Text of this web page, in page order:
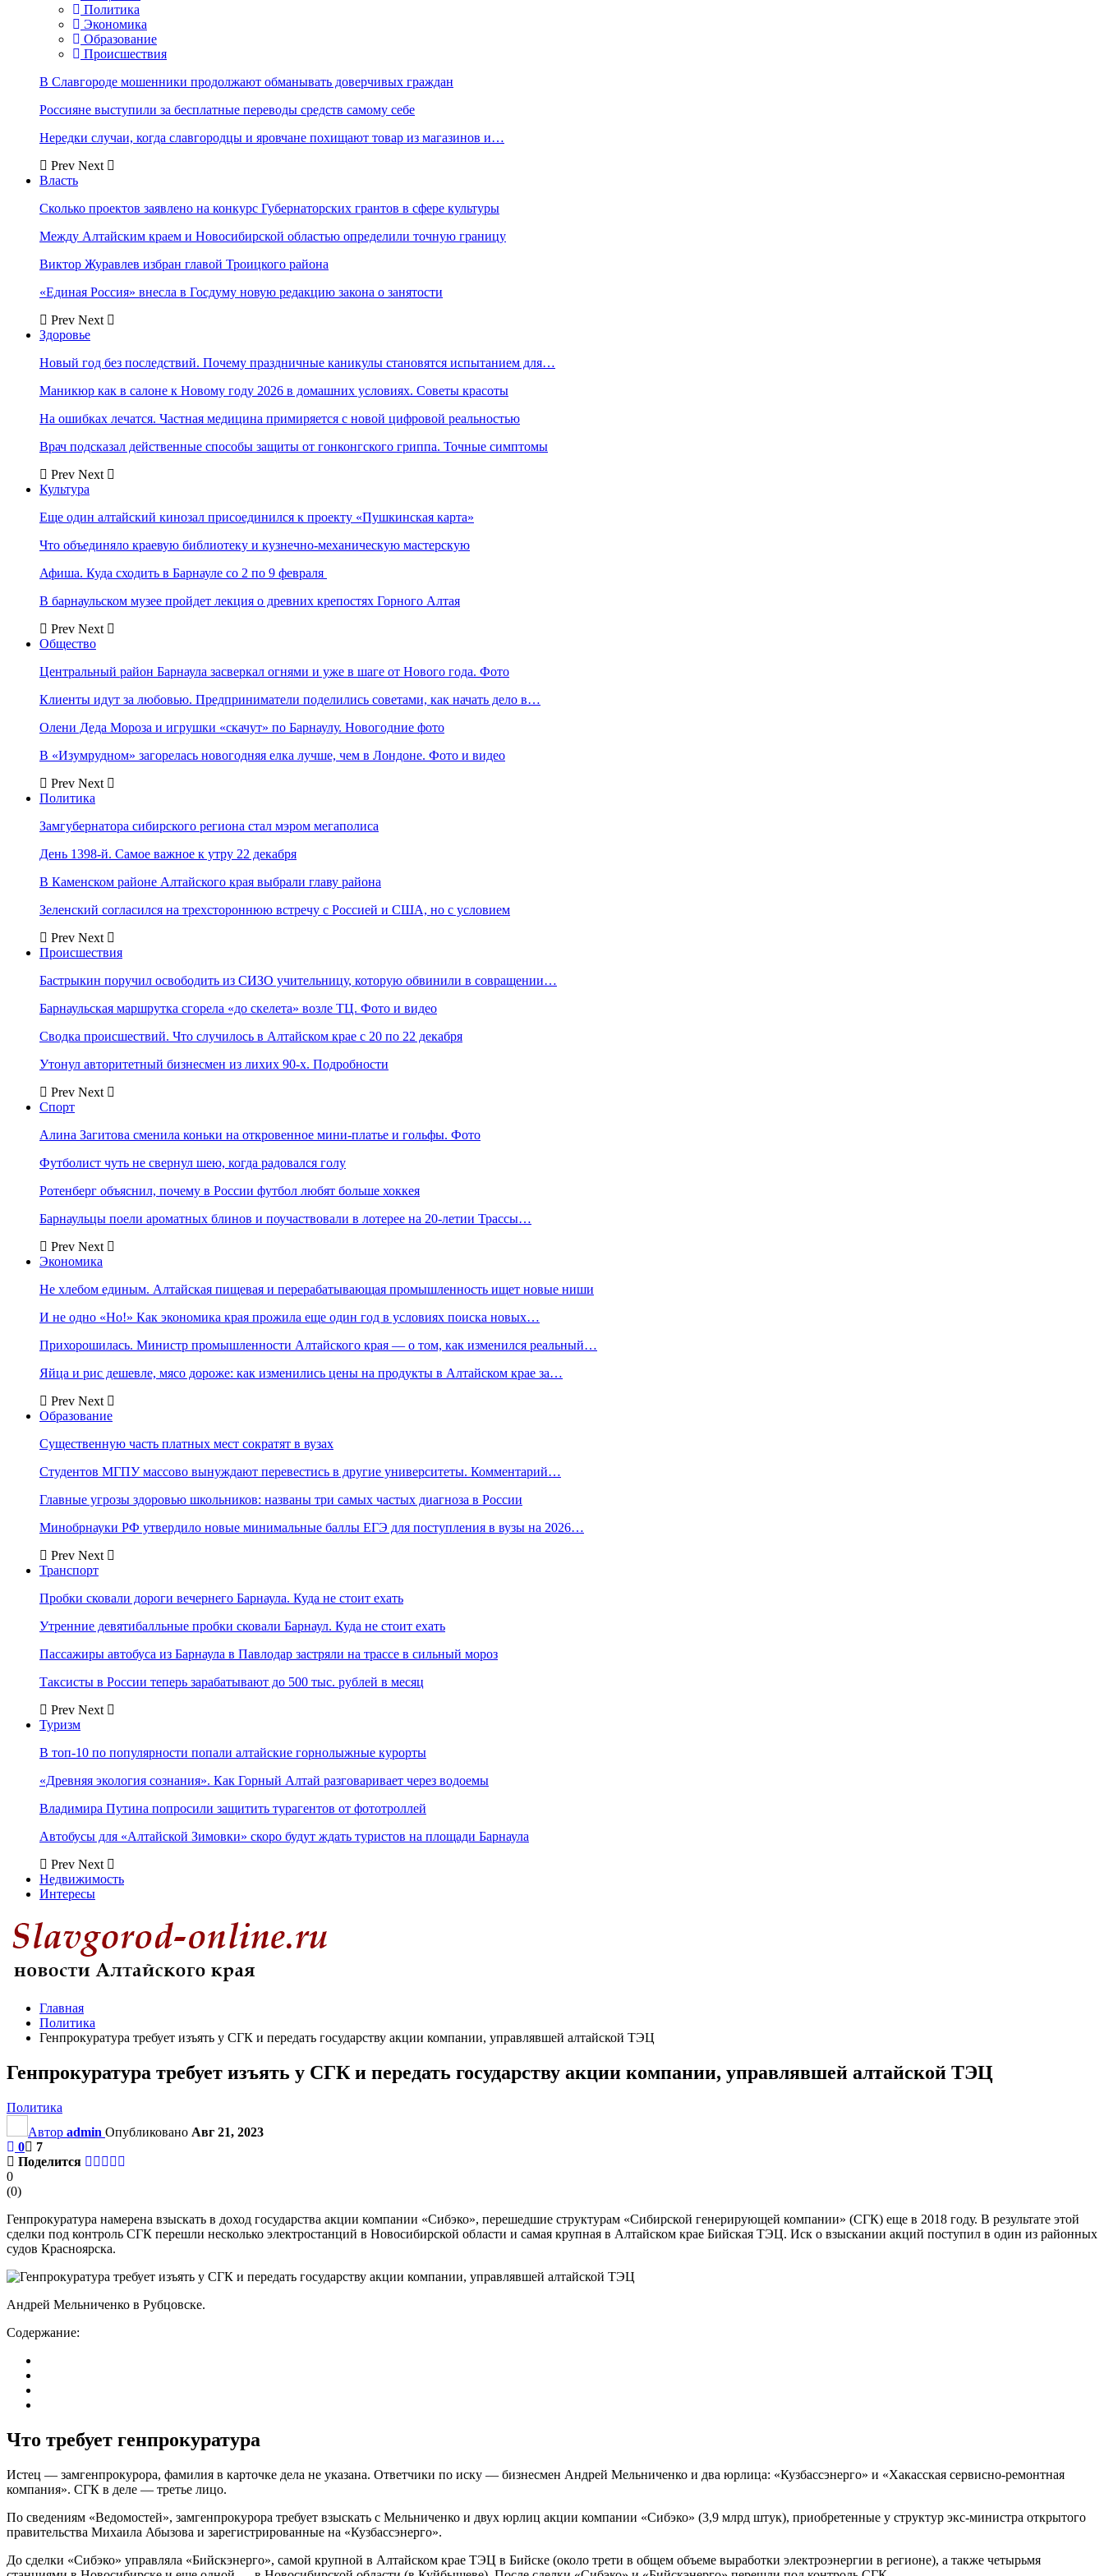
Политика
Экономика
Образование
Происшествия
В Славгороде мошенники продолжают обманывать доверчивых граждан
Россияне выступили за бесплатные переводы средств самому себе
Нередки случаи, когда славгородцы и яровчане похищают товар из магазинов и…
Prev Next
Власть
Сколько проектов заявлено на конкурс Губернаторских грантов в сфере культуры
Между Алтайским краем и Новосибирской областью определили точную границу
Виктор Журавлев избран главой Троицкого района
«Единая Россия» внесла в Госдуму новую редакцию закона о занятости
Prev Next
Здоровье
Новый год без последствий. Почему праздничные каникулы становятся испытанием для…
Маникюр как в салоне к Новому году 2026 в домашних условиях. Советы красоты
На ошибках лечатся. Частная медицина примиряется с новой цифровой реальностью
Врач подсказал действенные способы защиты от гонконгского гриппа. Точные симптомы
Prev Next
Культура
Еще один алтайский кинозал присоединился к проекту «Пушкинская карта»
Что объединяло краевую библиотеку и кузнечно-механическую мастерскую
Афиша. Куда сходить в Барнауле со 2 по 9 февраля
В барнаульском музее пройдет лекция о древних крепостях Горного Алтая
Prev Next
Общество
Центральный район Барнаула засверкал огнями и уже в шаге от Нового года. Фото
Клиенты идут за любовью. Предприниматели поделились советами, как начать дело в…
Олени Деда Мороза и игрушки «скачут» по Барнаулу. Новогодние фото
В «Изумрудном» загорелась новогодняя елка лучше, чем в Лондоне. Фото и видео
Prev Next
Политика
Замгубернатора сибирского региона стал мэром мегаполиса
День 1398-й. Самое важное к утру 22 декабря
В Каменском районе Алтайского края выбрали главу района
Зеленский согласился на трехстороннюю встречу с Россией и США, но с условием
Prev Next
Происшествия
Бастрыкин поручил освободить из СИЗО учительницу, которую обвинили в совращении…
Барнаульская маршрутка сгорела «до скелета» возле ТЦ. Фото и видео
Сводка происшествий. Что случилось в Алтайском крае с 20 по 22 декабря
Утонул авторитетный бизнесмен из лихих 90-х. Подробности
Prev Next
Спорт
Алина Загитова сменила коньки на откровенное мини-платье и гольфы. Фото
Футболист чуть не свернул шею, когда радовался голу
Ротенберг объяснил, почему в России футбол любят больше хоккея
Барнаульцы поели ароматных блинов и поучаствовали в лотерее на 20-летии Трассы…
Prev Next
Экономика
Не хлебом единым. Алтайская пищевая и перерабатывающая промышленность ищет новые ниши
И не одно «Но!» Как экономика края прожила еще один год в условиях поиска новых…
Прихорошилась. Министр промышленности Алтайского края — о том, как изменился реальный…
Яйца и рис дешевле, мясо дороже: как изменились цены на продукты в Алтайском крае за…
Prev Next
Образование
Существенную часть платных мест сократят в вузах
Студентов МГПУ массово вынуждают перевестись в другие университеты. Комментарий…
Главные угрозы здоровью школьников: названы три самых частых диагноза в России
Минобрнауки РФ утвердило новые минимальные баллы ЕГЭ для поступления в вузы на 2026…
Prev Next
Транспорт
Пробки сковали дороги вечернего Барнаула. Куда не стоит ехать
Утренние девятибалльные пробки сковали Барнаул. Куда не стоит ехать
Пассажиры автобуса из Барнаула в Павлодар застряли на трассе в сильный мороз
Таксисты в России теперь зарабатывают до 500 тыс. рублей в месяц
Prev Next
Туризм
В топ-10 по популярности попали алтайские горнолыжные курорты
«Древняя экология сознания». Как Горный Алтай разговаривает через водоемы
Владимира Путина попросили защитить турагентов от фототроллей
Автобусы для «Алтайской Зимовки» скоро будут ждать туристов на площади Барнаула
Prev Next
Недвижимость
Интересы
Главная
Политика
Генпрокуратура требует изъять у СГК и передать государству акции компании, управлявшей алтайской ТЭЦ
Генпрокуратура требует изъять у СГК и передать государству акции компании, управлявшей алтайской ТЭЦ
Политика
Автор admin Опубликовано Авг 21, 2023
0
7
Поделится
0
(0)
Генпрокуратура намерена взыскать в доход государства акции компании «Сибэко», перешедшие структурам «Сибирской генерирующей компании» (СГК) еще в 2018 году. В результате этой
сделки под контроль СГК перешли несколько электростанций в Новосибирской области и самая крупная в Алтайском крае Бийская ТЭЦ. Иск о взыскании акций поступил в один из районных
судов Красноярска.
Андрей Мельниченко в Рубцовске.
Содержание:
Что требует генпрокуратура
Истец — замгенпрокурора, фамилия в карточке дела не указана. Ответчики по иску — бизнесмен Андрей Мельниченко и два юрлица: «Кузбассэнерго» и «Хакасская сервисно-ремонтная
компания». СГК в деле — третье лицо.
По сведениям «Ведомостей», замгенпрокурора требует взыскать с Мельниченко и двух юрлиц акции компании «Сибэко» (3,9 млрд штук), приобретенные у структур экс-министра открытого
правительства Михаила Абызова и зарегистрированные на «Кузбассэнерго».
До сделки «Сибэко» управляла «Бийскэнерго», самой крупной в Алтайском крае ТЭЦ в Бийске (около трети в общем объеме выработки электроэнергии в регионе), а также четырьмя